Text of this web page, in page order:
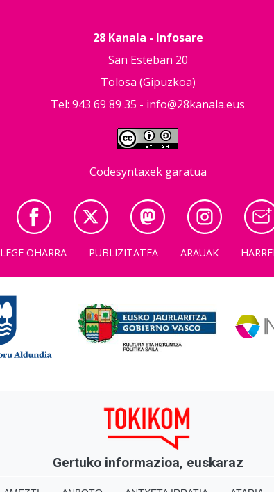
28 Kanala - Infosare
San Esteban 20
Tolosa (Gipuzkoa)
Tel: 943 69 89 35 - info@28kanala.eus
Codesyntaxek garatua
LEGE OHARRA PUBLIZITATEA ARAUAK
Gertuko informazioa, euskaraz